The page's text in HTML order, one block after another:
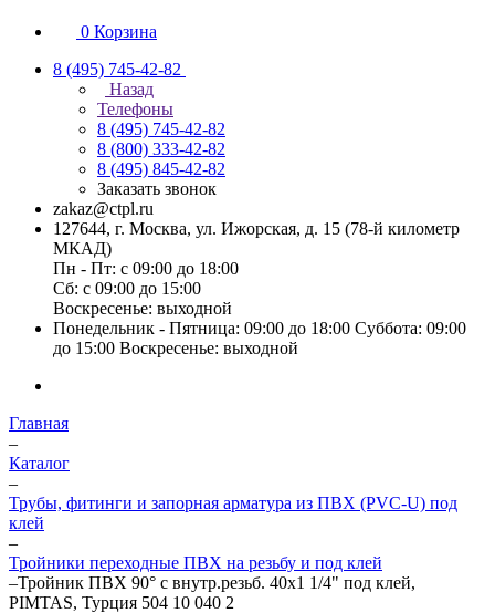
0 Корзина
8 (495) 745-42-82
Назад
Телефоны
8 (495) 745-42-82
8 (800) 333-42-82
8 (495) 845-42-82
Заказать звонок
zakaz@ctpl.ru
127644, г. Москва, ул. Ижорская, д. 15 (78-й километр
МКАД)
Пн - Пт: с 09:00 до 18:00
Сб: с 09:00 до 15:00
Воскресенье: выходной
Понедельник - Пятница: 09:00 до 18:00 Суббота: 09:00
до 15:00 Воскресенье: выходной
Главная
–
Каталог
–
Трубы, фитинги и запорная арматура из ПВХ (PVC-U) под
клей
–
Тройники переходные ПВХ на резьбу и под клей
–Тройник ПВХ 90° с внутр.резьб. 40х1 1/4" под клей,
PIMTAS, Турция 504 10 040 2